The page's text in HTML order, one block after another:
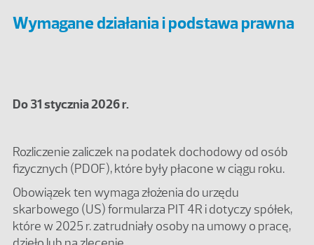
Wymagane działania i podstawa prawna
Do 31 stycznia 2026 r.
Rozliczenie zaliczek na podatek dochodowy od osób
fizycznych (PDOF), które były płacone w ciągu roku.
Obowiązek ten wymaga złożenia do urzędu
skarbowego (US) formularza PIT 4R i dotyczy spółek,
które w 2025 r. zatrudniały osoby na umowy o pracę,